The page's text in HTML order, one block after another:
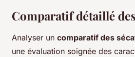
Comparatif détaillé
Analyser un comparatif des
une évaluation soignée des